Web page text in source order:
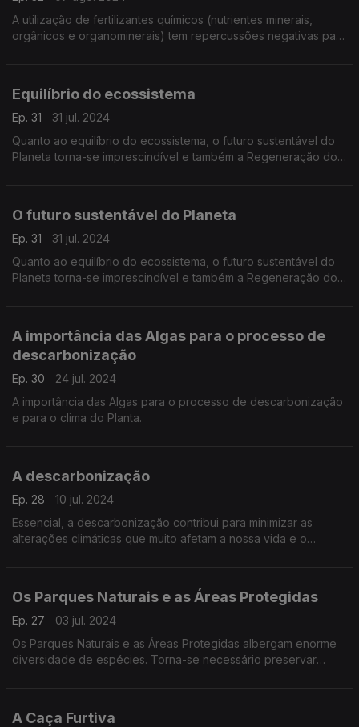
A utilização de fertilizantes químicos (nutrientes minerais,
orgânicos e organominerais) tem repercussões negativas para
Equilíbrio do ecossistema
Ep. 31
31 jul. 2024
Quanto ao equilíbrio do ecossistema, o futuro sustentável do
Planeta torna-se imprescindível e também a Regeneração dos
O futuro sustentável do Planeta
Ep. 31
31 jul. 2024
Quanto ao equilíbrio do ecossistema, o futuro sustentável do
Planeta torna-se imprescindível e também a Regeneração dos
A importância das Algas para o processo de
descarbonização
Ep. 30
24 jul. 2024
A importância das Algas para o processo de descarbonização
e para o clima do Planta.
A descarbonização
Ep. 28
10 jul. 2024
Essencial, a descarbonização contribui para minimizar as
alterações climáticas que muito afetam a nossa vida e o
Os Parques Naturais e as Áreas Protegidas
Ep. 27
03 jul. 2024
Os Parques Naturais e as Áreas Protegidas albergam enorme
diversidade de espécies. Torna-se necessário preservar
A Caça Furtiva